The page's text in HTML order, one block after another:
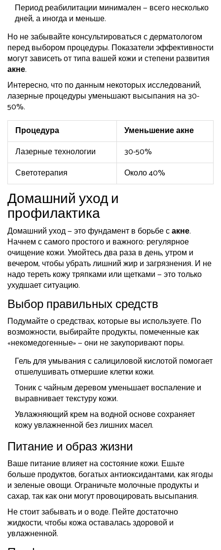
Период реабилитации минимален — всего несколько
дней, а иногда и меньше.
Но не забывайте консультироваться с дерматологом
перед выбором процедуры. Показатели эффективности
могут зависеть от типа вашей кожи и степени развития
акне.
Интересно, что по данным некоторых исследований,
лазерные процедуры уменьшают высыпания на 30-
50%.
Процедура
Уменьшение акне
Лазерные технологии
30-50%
Светотерапия
Около 40%
Домашний уход и
профилактика
Домашний уход — это фундамент в борьбе сакне.
Начнем с самого простого и важного: регулярное
очищение кожи. Умойтесь два раза в день, утром и
вечером, чтобы убрать лишний жир и загрязнения. И не
надо тереть кожу тряпками или щетками — это только
ухудшает ситуацию.
Выбор правильных средств
Подумайте о средствах, которые вы используете. По
возможности, выбирайте продукты, помеченные как
«некомедогенные» — они не закупоривают поры.
Гель для умывания с салициловой кислотой помогает
отшелушивать отмершие клетки кожи.
Тоник с чайным деревом уменьшает воспаление и
выравнивает текстуру кожи.
Увлажняющий крем на водной основе сохраняет
кожу увлажненной без лишних масел.
Питание и образ жизни
Ваше питание влияет на состояние кожи. Ешьте
больше продуктов, богатых антиоксидантами, как ягоды
и зеленые овощи. Ограничьте молочные продукты и
сахар, так как они могут провоцировать высыпания.
Не стоит забывать и о воде. Пейте достаточно
жидкости, чтобы кожа оставалась здоровой и
увлажненной.